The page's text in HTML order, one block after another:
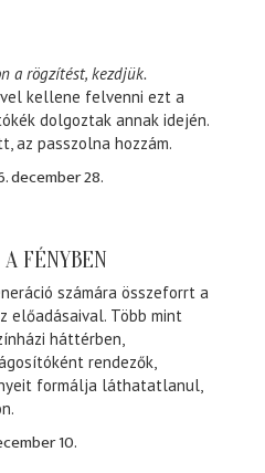
a rögzítést, kezdjük.
kellene felvenni ezt a
dolgoztak annak idején.
az passzolna hozzám.
december 28.
FÉNYBEN
számára összeforrt a
előadásaival. Több mint
háttérben,
rendezők,
formálja láthatatlanul,
10.